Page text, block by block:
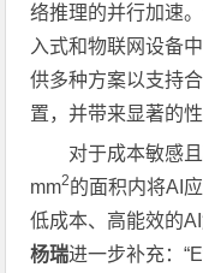
络推理的并行加速
入式和物联网设备
供多种方案以支持
置，并带来显著的性
对于成本敏感
mm2的面积内将AI
低成本、高能效的AI
杨瑞进一步补充：